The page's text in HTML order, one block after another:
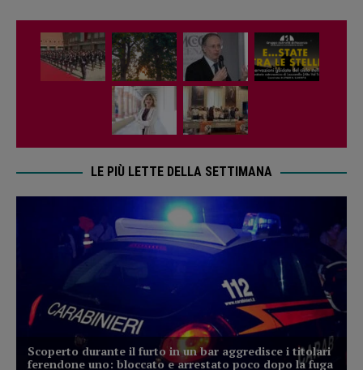
LE PIÙ LETTE DELLA SETTIMANA